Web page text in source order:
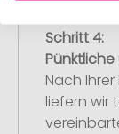
Schritt 4:
Nach
liefern wir